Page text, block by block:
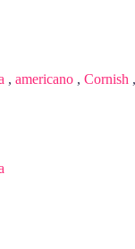
, americano , Cornish ,